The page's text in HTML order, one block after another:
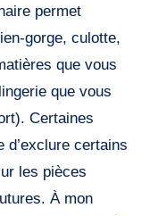
permet
gorge, culotte,
que vous
que vous
Certaines
d’exclure certains
les pièces
À mon